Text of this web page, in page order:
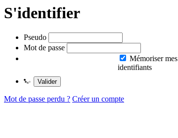
S'identifier
Pseudo
Mot de passe
Mémoriser mes
identifiants
Valider
Mot de passe perdu ? Créer un compte